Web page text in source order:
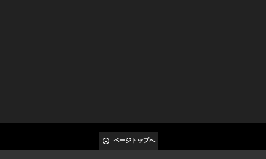
ページトップへ